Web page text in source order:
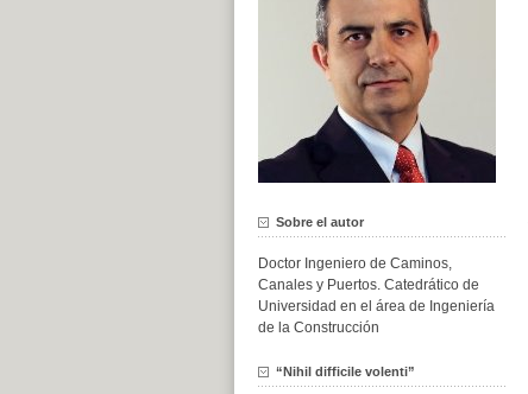
Sobre el autor
Doctor Ingeniero de Caminos,
Canales y Puertos. Catedrático de
Universidad en el área de Ingeniería
de la Construcción
“Nihil difficile volenti”